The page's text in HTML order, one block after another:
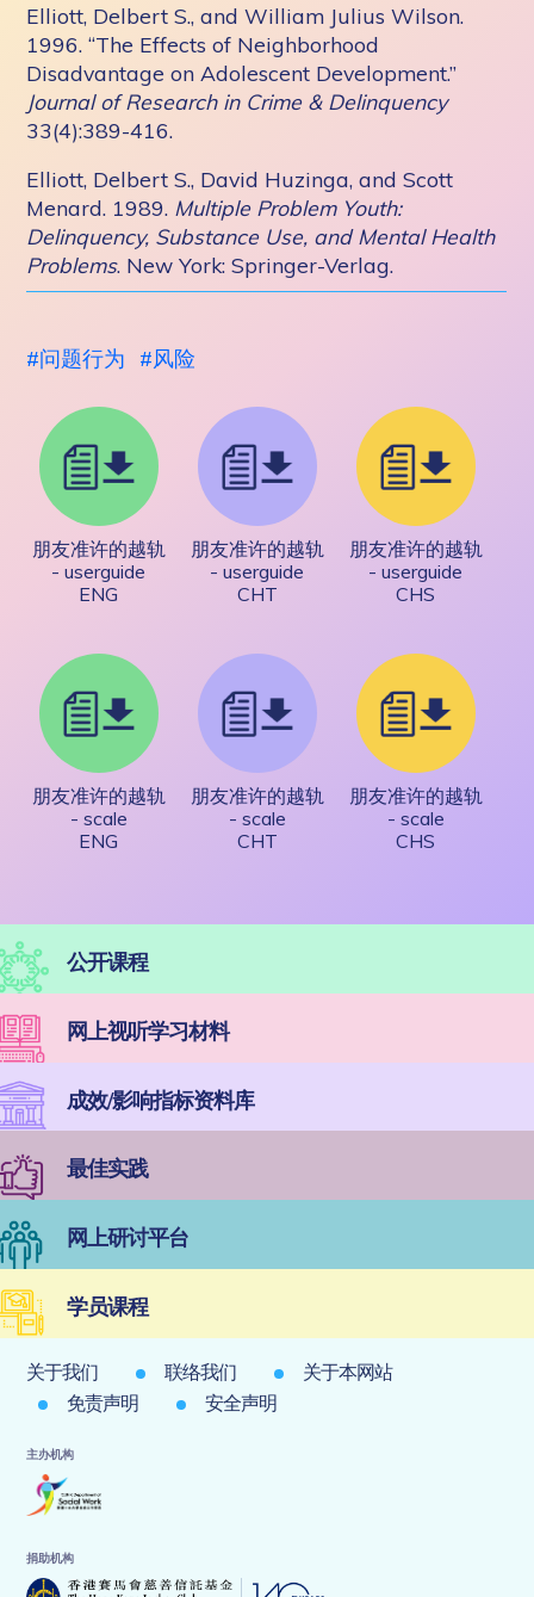
Elliott, Delbert S., and William Julius Wilson.
1996. “The Effects of Neighborhood
Disadvantage on Adolescent Development.”
Journal of Research in Crime & Delinquency
33(4):389-416.
Elliott, Delbert S., David Huzinga, and Scott
Menard. 1989. Multiple Problem Youth:
Delinquency, Substance Use, and Mental Health
Problems. New York: Springer-Verlag.
问题行为 风险
朋友准许的越轨
- userguide
ENG
朋友准许的越轨
- userguide
CHT
朋友准许的越轨
- userguide
CHS
朋友准许的越轨
- scale
ENG
朋友准许的越轨
- scale
CHT
朋友准许的越轨
- scale
CHS
公开课程
网上视听学习材料
成效/影响指标资料库
最佳实践
网上研讨平台
学员课程
关于我们 联络我们
关于本网站
免责声明
安全声明
主办机构
捐助机构